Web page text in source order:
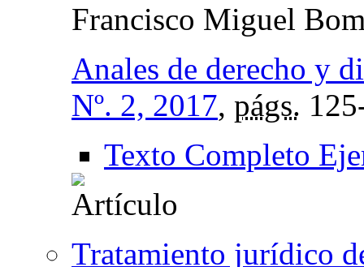
Francisco Miguel
Anales de derecho y
Nº. 2, 2017, págs.
Texto Completo
Tratamiento jurídico